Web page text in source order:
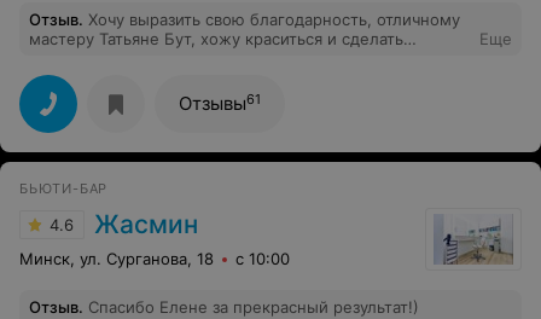
Отзыв. Хочу выразить свою благодарность, отличному
мастеру Татьяне Бут, хожу краситься и сделать
Еще
Отзывы61
БЬЮТИ-БАР
4.6 Жасмин
Минск, ул. Сурганова, 18 с 10:00
Отзыв. Спасибо Елене за прекрасный результат!)